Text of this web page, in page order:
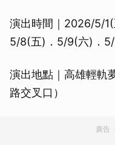
演出時間｜2026/5/
5/8(五)．5/9(六)．
演出地點｜高雄輕軌
路交叉口）
廣告